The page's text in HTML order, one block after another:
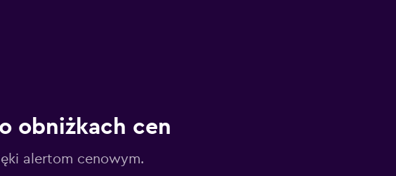
obniżkach cen
alertom cenowym.